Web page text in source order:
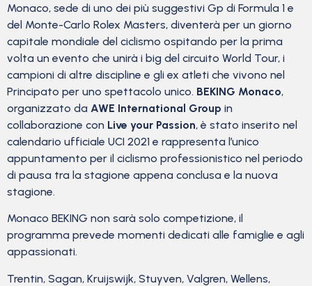
Monaco, sede di uno dei più suggestivi Gp di Formula 1 e
del Monte-Carlo Rolex Masters, diventerà per un giorno
capitale mondiale del ciclismo ospitando per la prima
volta un evento che unirà i big del circuito World Tour, i
campioni di altre discipline e gli ex atleti che vivono nel
Principato per uno spettacolo unico. BEKING Monaco,
organizzato da AWE International Group in
collaborazione con Live your Passion, è stato inserito nel
calendario ufficiale UCI 2021 e rappresenta l’unico
appuntamento per il ciclismo professionistico nel periodo
di pausa tra la stagione appena conclusa e la nuova
stagione.
Monaco BEKING non sarà solo competizione, il
programma prevede momenti dedicati alle famiglie e agli
appassionati.
Trentin, Sagan, Kruijswijk, Stuyven, Valgren, Wellens,